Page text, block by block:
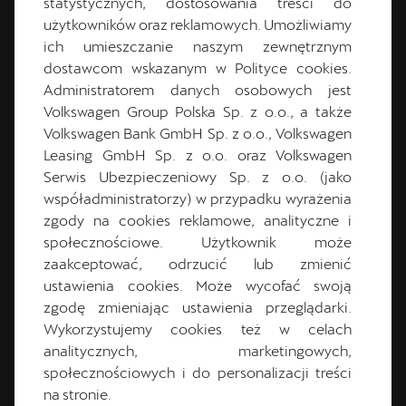
LEASING KLASYCZNY 103%
Suma opłat 103% dostępna dla parametrów leasingu:
opłata wstępna: 30%, okres leasingu: 36 miesięcy,
wartość wykupu: 36 miesięcy - 1%.
Zapytaj o ofertę
użytkowników oraz reklamowych. Umożliwiamy
ich umieszczanie naszym zewnętrznym
dostawcom wskazanym w Polityce cookies.
Administratorem danych osobowych jest
Volkswagen Group Polska Sp. z o.o., a także
Volkswagen Bank GmbH Sp. z o.o., Volkswagen
Leasing GmbH Sp. z o.o. oraz Volkswagen
Serwis Ubezpieczeniowy Sp. z o.o. (jako
współadministratorzy) w przypadku wyrażenia
zgody na cookies reklamowe, analityczne i
społecznościowe. Użytkownik może
zaakceptować, odrzucić lub zmienić
ustawienia cookies. Może wycofać swoją
zgodę zmieniając ustawienia przeglądarki.
Wykorzystujemy cookies też w celach
analitycznych, marketingowych,
społecznościowych i do personalizacji treści
na stronie.